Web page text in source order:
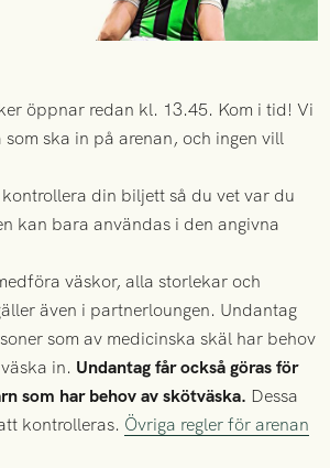
öppnar redan kl. 13.45. Kom i tid! Vi
ska in på arenan, och ingen vill
din biljett så du vet var du
kan bara användas i den angivna
väskor, alla storlekar och
även i partnerloungen. Undantag
som av medicinska skäl har behov
in. Undantag får också göras för
som har behov av skötväska. Dessa
kontrolleras. Övriga regler för arenan